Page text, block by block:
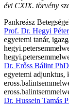
évi CXIX. törvény
Pankreász
Prof. Dr. Hegyi
egyetemi tanár,
hegyi.peter
hegyi.peter
Dr. Erőss Bálint PhD
egyetemi adjunktus,
eross.balint
eross.balint
Dr. Hussein Tamás